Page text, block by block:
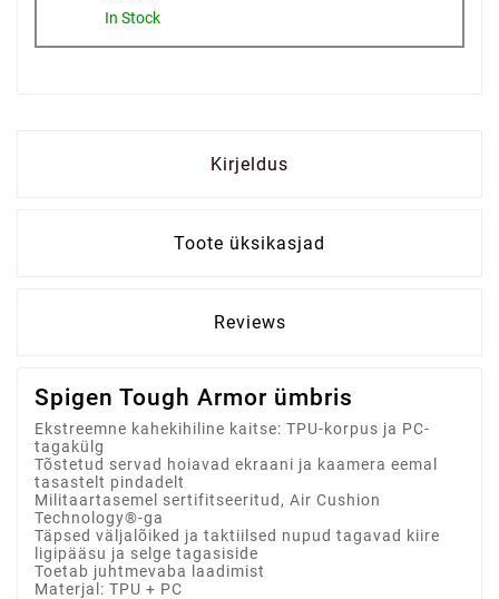
In Stock
Kirjeldus
Toote üksikasjad
Reviews
Spigen Tough Armor ümbris
Ekstreemne kahekihiline kaitse: TPU-korpus ja PC-
tagakülg
Tõstetud servad hoiavad ekraani ja kaamera eemal
tasastelt pindadelt
Militaartasemel sertifitseeritud, Air Cushion
Technology®-ga
Täpsed väljalõiked ja taktiilsed nupud tagavad kiire
ligipääsu ja selge tagasiside
Toetab juhtmevaba laadimist
Materjal: TPU + PC